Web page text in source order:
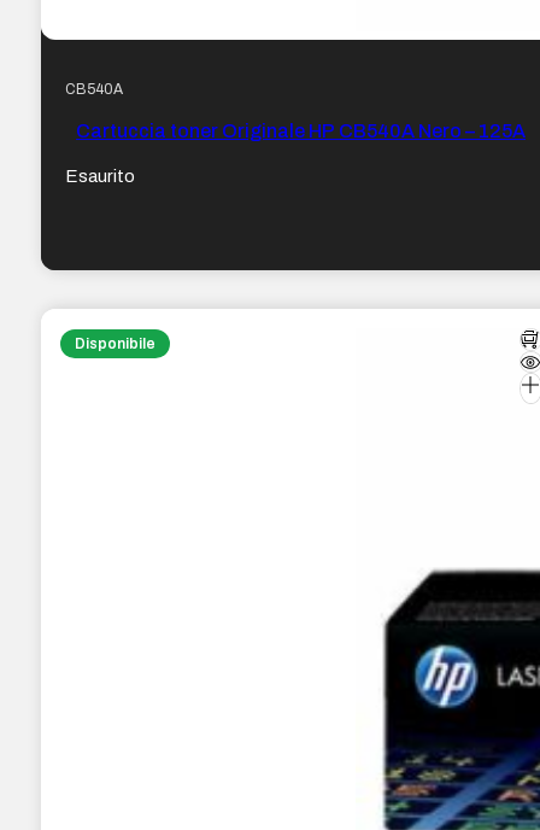
CB540A
Cartuccia toner Originale HP CB540A Nero – 125A
Esaurito
Disponibile